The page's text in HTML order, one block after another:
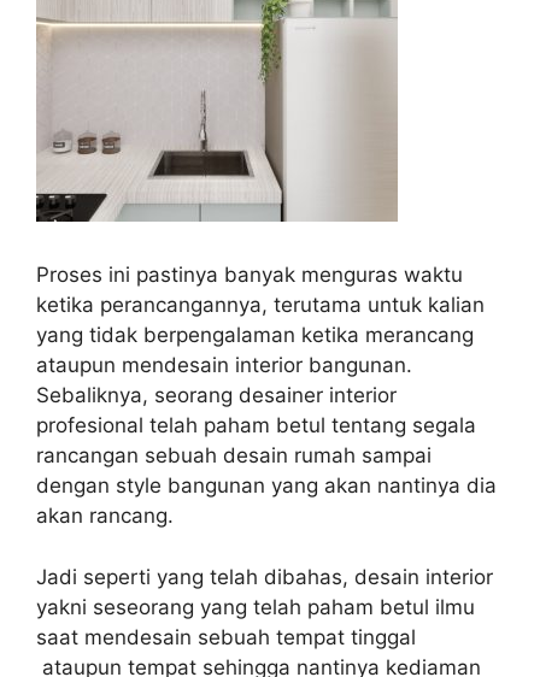
Proses ini pastinya banyak menguras waktu
ketika perancangannya, terutama untuk kalian
yang tidak berpengalaman ketika merancang
ataupun mendesain interior bangunan.
Sebaliknya, seorang desainer interior
profesional telah paham betul tentang segala
rancangan sebuah desain rumah sampai
dengan style bangunan yang akan nantinya dia
akan rancang.
Jadi seperti yang telah dibahas, desain interior
yakni seseorang yang telah paham betul ilmu
saat mendesain sebuah tempat tinggal
ataupun tempat sehingga nantinya kediaman